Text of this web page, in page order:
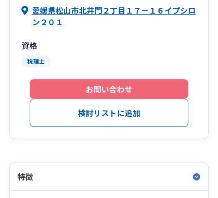
愛媛県松山市北井門２丁目１７－１６イプシロ
ン２０１
資格
税理士
お問い合わせ
検討リストに追加
特徴